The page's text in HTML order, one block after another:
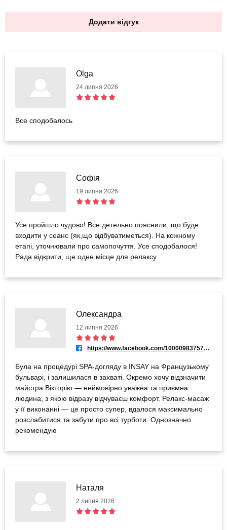
Додати відгук
Olga
24 липня 2026
Все сподобалось
Софія
19 липня 2026
Усе пройшло чудово! Все детельно пояснили, що буде
входити у сеанс (як,що відбуватиметься). На кожному
етапі, уточнювали про самопочуття. Усе сподобалося!
Рада відкрити, ще одне місце для релаксу
Олександра
12 липня 2026
https://www.facebook.com/100009837570731
Була на процедурі SPA-догляду в INSAY на Французькому
бульварі, і залишилася в захваті. Окремо хочу відзначити
майстра Вікторію — неймовірно уважна та приємна
людина, з якою відразу відчуваєш комфорт. Релакс-масаж
у її виконанні — це просто супер, вдалося максимально
розслабитися та забути про всі турботи. Однозначно
рекомендую
Наталя
2 липня 2026